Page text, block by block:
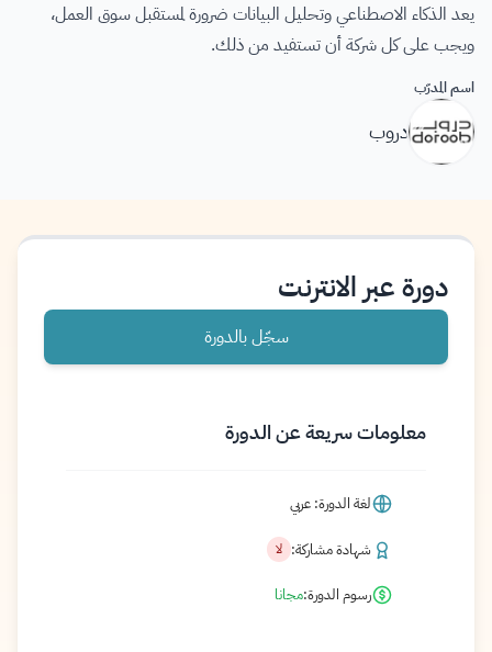
يعد الذكاء الاصطناعي وتحليل البيانات ضرورة لمستقبل سوق العمل،
ويجب على كل شركة أن تستفيد من ذلك.
اسم المدرّب
دروب
دورة عبر الانترنت
سجّل بالدورة
معلومات سريعة عن الدورة
لغة الدورة: عربي
شهادة مشاركة: لا
رسوم الدورة:مجانا